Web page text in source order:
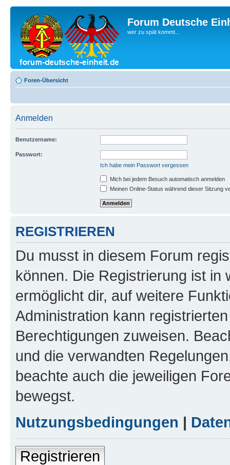
Forum Deutsche
wer zu spät kommt...
Foren-Übersicht
Anmelden
Benutzername:
Passwort:
Ich habe mein Passwort vergessen
Mich bei jedem Besuch automatisch anmelden
Meinen Online-Status während dieser Sitzung
REGISTRIEREN
Du musst in diesem Forum
können. Die Registrierung ist in
ermöglicht dir, auf weitere
Administration kann
Berechtigungen zuweisen.
und die verwandten
beachte auch die jeweiligen
bewegst.
Nutzungsbedingungen |
Registrieren